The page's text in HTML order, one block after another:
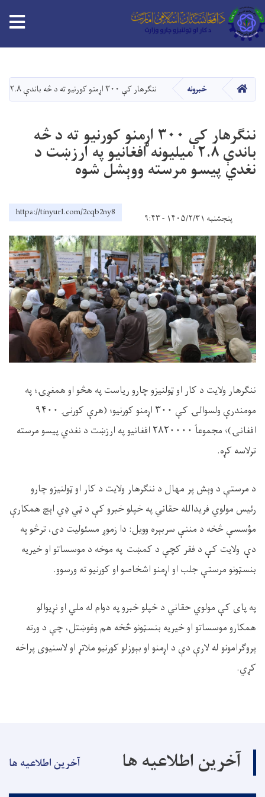
دانګل
HOME خبرونه ننګرهار کې ۳۰۰ اړمنو کورنیو ته د څه باندې ۲.۸ میلیونه افغانیو په ارزښت د نغدي پیسو مرسته ووېشل شوه
ننګرهار کې ۳۰۰ اړمنو کورنیو ته د څه
باندې ۲.۸ میلیونه افغانیو په ارزښت د
نغدي پیسو مرسته ووېشل شوه
پنجشنبه ۱۴۰۵/۲/۳۱ - ۹:۴۳ https://tinyurl.com/2cqb2ny8
ننګرهار ولایت د کار او ټولنیزو چارو ریاست په هڅو او همغږۍ؛ په
مومندرې ولسوالۍ کې ۳۰۰ اړمنو کورنیو؛ (هرې کورنۍ ۹۴۰۰
افغانۍ)؛ مجموعاً ۲۸۲۰۰۰۰ افغانیو په ارزښت د نغدي پیسو مرسته
ترلاسه کړه.
د مرستې د وېش پرمهال د ننګرهار ولایت د کار او ټولنیزو چارو
رئیس مولوي فریدالله حقاني په خپلو خبرو کې د ټي ډي اېچ همکارې
مؤسسې څخه د مننې سربېره وویل: دا زموږ مسئولیت دی، ترڅو په
دې ولایت کې د فقر کچې د کمښت په موخه د موسساتو او خیریه
بنسټونو مرستې جلب او اړمنو اشخاصو او کورنیو ته ورسوو.
په پای کې مولويحقاني د خپلو خبرو په دوام له ملي او نړیوالو
همکارو موسساتو او خیریه بنسټونو څخه هم وغوښتل، چې د ورته
پروګرامونو له لارې دې د اړمنو او بېوزلو کورنیو ملاتړ او لاسنیویپراخه
کړي.
آخرین اطلاعیه ها آخرین اطلاعیه ها